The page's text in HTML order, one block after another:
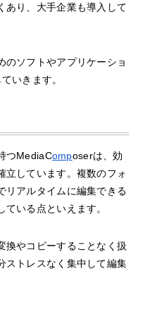
あり、大手企業も導入して
のソフトやアプリケーショ
いきます。
つMediaComposerは、効
立しています。複数のフォ
リアルタイムに編集できる
いる点といえます。
換やコピーすることなく扱
ストレスなく集中して編集